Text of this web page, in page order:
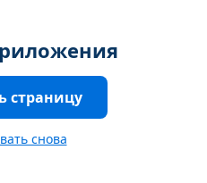
страницу
снова